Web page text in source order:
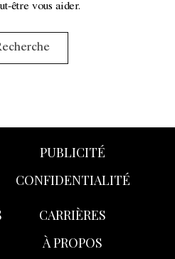
être vous aider.
PUBLICITÉ
CONFIDENTIALITÉ
CARRIÈRES
À PROPOS